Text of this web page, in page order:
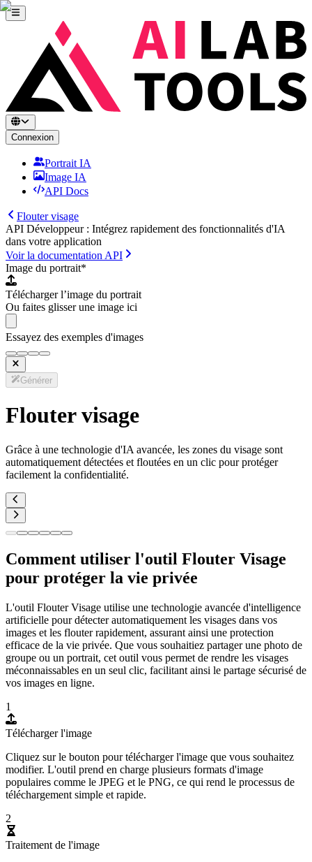
Connexion
Portrait IA
Image IA
API Docs
Flouter visage
API Développeur : Intégrez rapidement des fonctionnalités d'IA
dans votre application
Voir la documentation API
Image du portrait*
Télécharger l’image du portrait
Ou faites glisser une image ici
Essayez des exemples d'images
Générer
Flouter visage
Grâce à une technologie d'IA avancée, les zones du visage sont
automatiquement détectées et floutées en un clic pour protéger
facilement la confidentialité.
Comment utiliser l'outil Flouter Visage
pour protéger la vie privée
L'outil Flouter Visage utilise une technologie avancée d'intelligence
artificielle pour détecter automatiquement les visages dans vos
images et les flouter rapidement, assurant ainsi une protection
efficace de la vie privée. Que vous souhaitiez partager une photo de
groupe ou un portrait, cet outil vous permet de rendre les visages
méconnaissables en un seul clic, facilitant ainsi le partage sécurisé de
vos images en ligne.
1
Télécharger l'image
Cliquez sur le bouton pour télécharger l'image que vous souhaitez
modifier. L'outil prend en charge plusieurs formats d'image
populaires comme le JPEG et le PNG, ce qui rend le processus de
téléchargement simple et rapide.
2
Traitement de l'image